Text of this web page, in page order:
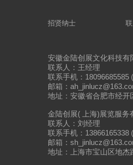
招贤纳士
安徽金陆创展文化科技有
联系人：王经理
联系手机：18096685585
邮箱：
地址：安徽省合肥市经开
金陆创展( 上海)展览服务
联系人：刘经理
联系手机：13866165338
邮箱：
地址：上海市宝山区地杰